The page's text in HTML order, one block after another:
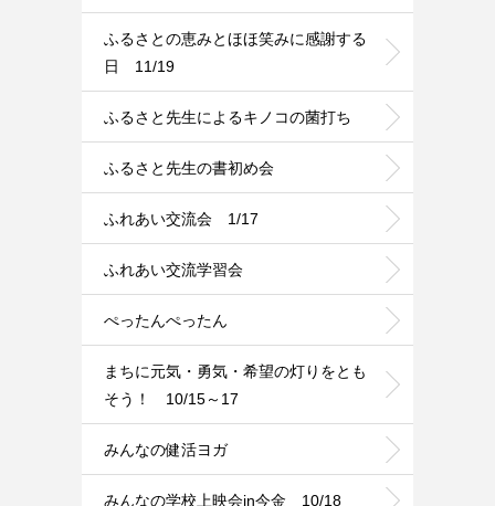
ふるさとの恵みとほほ笑みに感謝する
日 11/19
ふるさと先生によるキノコの菌打ち
ふるさと先生の書初め会
ふれあい交流会 1/17
ふれあい交流学習会
ぺったんぺったん
まちに元気・勇気・希望の灯りをとも
そう！ 10/15～17
みんなの健活ヨガ
みんなの学校上映会in今金 10/18